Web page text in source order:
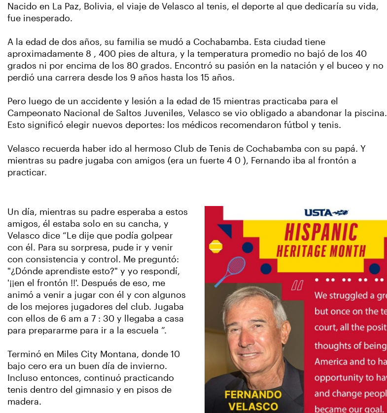
Nacido en La Paz, Bolivia, el viaje de Velasco al tenis, el deporte al que dedicaría su vida,
fue inesperado.
A la edad de dos años, su familia se mudó a Cochabamba. Esta ciudad tiene
aproximadamente 8 , 400 pies de altura, y la temperatura promedio no bajó de los 40
grados ni por encima de los 80 grados. Encontró su pasión en la natación y el buceo y no
perdió una carrera desde los 9 años hasta los 15 años.
Pero luego de un accidente y lesión a la edad de 15 mientras practicaba para el
Campeonato Nacional de Saltos Juveniles, Velasco se vio obligado a abandonar la piscina.
Esto significó elegir nuevos deportes: los médicos recomendaron fútbol y tenis.
Velasco recuerda haber ido al hermoso Club de Tenis de Cochabamba con su papá. Y
mientras su padre jugaba con amigos (era un fuerte 4 0 ), Fernando iba al frontón a
practicar.
Un día, mientras su padre esperaba a estos
amigos, él estaba solo en su cancha, y
Velasco dice “Le dije que podía golpear
con él. Para su sorpresa, pude ir y venir
con consistencia y control. Me preguntó:
"¿Dónde aprendiste esto?" y yo respondí,
'¡¡en el frontón !!'. Después de eso, me
animó a venir a jugar con él y con algunos
de los mejores jugadores del club. Jugaba
con ellos de 6 am a 7 : 30 y llegaba a casa
para prepararme para ir a la escuela ”.
Terminó en Miles City Montana, donde 10
bajo cero era un buen día de invierno.
Incluso entonces, continuó practicando
tenis dentro del gimnasio y en pisos de
madera.